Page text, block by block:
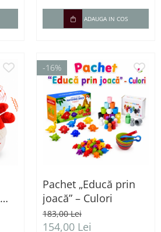
ADAUGA IN COS
-16%
Pachet „Educă prin
joacă” – Culori
183,00 Lei
154,00 Lei